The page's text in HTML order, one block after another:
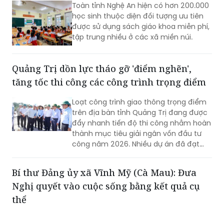
Toàn tỉnh Nghệ An hiện có hơn 200.000
học sinh thuộc diện đối tượng ưu tiên
được sử dụng sách giáo khoa miễn phí,
tập trung nhiều ở các xã miền núi.
Quảng Trị dồn lực tháo gỡ 'điểm nghẽn',
tăng tốc thi công các công trình trọng điểm
Loạt công trình giao thông trọng điểm
trên địa bàn tỉnh Quảng Trị đang được
đẩy nhanh tiến độ thi công nhằm hoàn
thành mục tiêu giải ngân vốn đầu tư
công năm 2026. Nhiều dự án đã đạt
giải phóng mặt bằng vẫn là "nút thắt"
cần sớm tháo gỡ để bảo đảm tiến độ
Bí thư Đảng ủy xã Vĩnh Mỹ (Cà Mau): Đưa
Nghị quyết vào cuộc sống bằng kết quả cụ
thể